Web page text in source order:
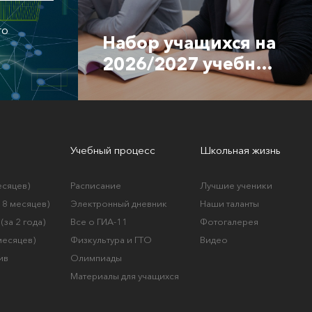
Набор учащихся на
2026/2027 учебный
год
8 месяцев)
2 года)
Учебный процесс
Расписание
Электронный дневник
Все о ГИА-11
Физкультура и ГТО
Олимпиады
Материалы для учащихся
Школьная жизнь
Лучшие ученики
Наши таланты
Фотогалерея
Видео